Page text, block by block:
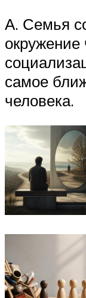
А. Семья
окружение
самое
человека.